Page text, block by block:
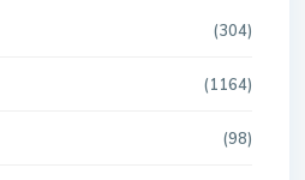
(304)
(1164)
(98)